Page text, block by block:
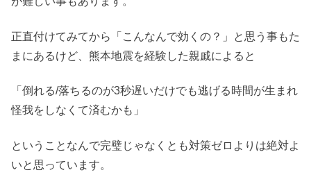
正直付けてみてから「こんなんで効くの？」と思う事もた
まにあるけど、熊本地震を経験した親戚によると
「倒れる/落ちるのが3秒遅いだけでも逃げる時間が生まれ
怪我をしなくて済むかも」
ということなんで完璧じゃなくとも対策ゼロよりは絶対よ
いと思っています。